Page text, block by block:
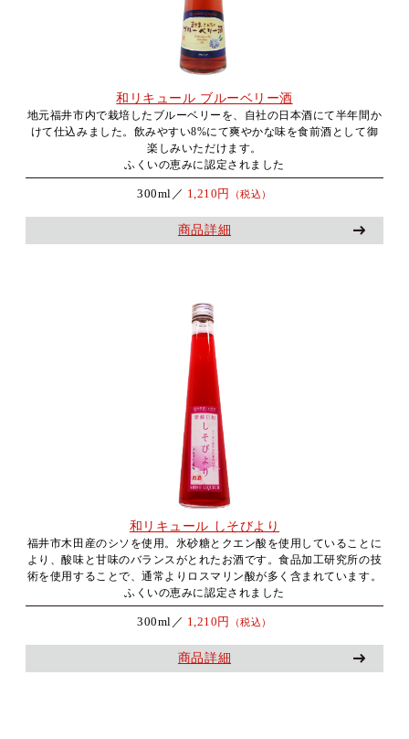
和リキュール ブルーベリー酒
地元福井市内で栽培したブルーベリーを、自社の日本酒にて半年間か
けて仕込みました。飲みやすい8%にて爽やかな味を食前酒として御
楽しみいただけます。
ふくいの恵みに認定されました
300ml／ 1,210円 （税込）
商品詳細
和リキュール しそびより
福井市木田産のシソを使用。氷砂糖とクエン酸を使用していることに
より、酸味と甘味のバランスがとれたお酒です。食品加工研究所の技
術を使用することで、通常よりロスマリン酸が多く含まれています。
ふくいの恵みに認定されました
300ml／ 1,210円 （税込）
商品詳細